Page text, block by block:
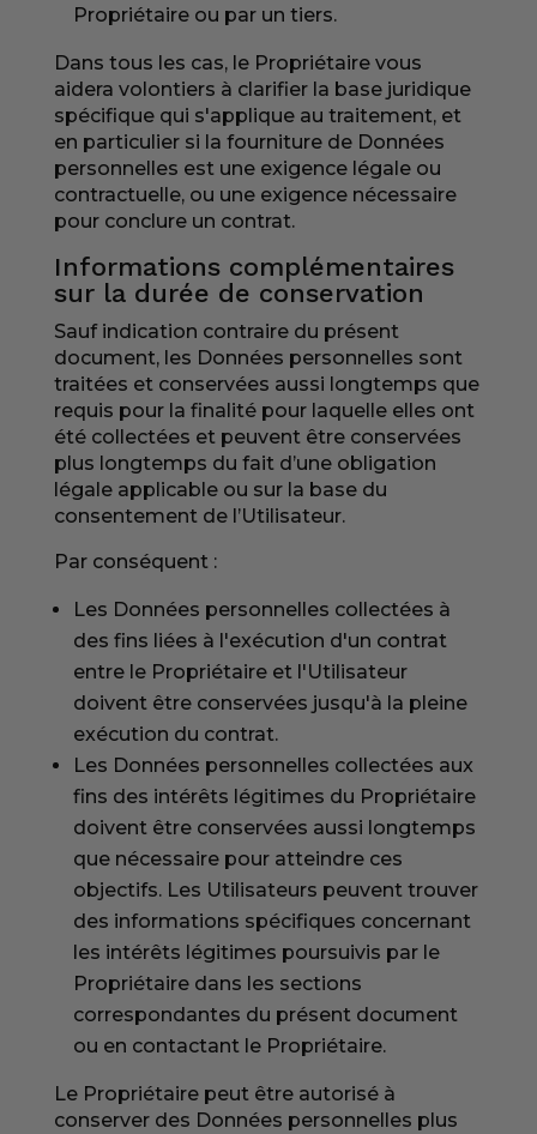
Propriétaire ou par un tiers.
Dans tous les cas, le Propriétaire vous
aidera volontiers à clarifier la base juridique
spécifique qui s'applique au traitement, et
en particulier si la fourniture de Données
personnelles est une exigence légale ou
contractuelle, ou une exigence nécessaire
pour conclure un contrat.
Informations complémentaires
sur la durée de conservation
Sauf indication contraire du présent
document, les Données personnelles sont
traitées et conservées aussi longtemps que
requis pour la finalité pour laquelle elles ont
été collectées et peuvent être conservées
plus longtemps du fait d’une obligation
légale applicable ou sur la base du
consentement de l’Utilisateur.
Par conséquent :
Les Données personnelles collectées à
des fins liées à l'exécution d'un contrat
entre le Propriétaire et l'Utilisateur
doivent être conservées jusqu'à la pleine
exécution du contrat.
Les Données personnelles collectées aux
fins des intérêts légitimes du Propriétaire
doivent être conservées aussi longtemps
que nécessaire pour atteindre ces
objectifs. Les Utilisateurs peuvent trouver
des informations spécifiques concernant
les intérêts légitimes poursuivis par le
Propriétaire dans les sections
correspondantes du présent document
ou en contactant le Propriétaire.
Le Propriétaire peut être autorisé à
conserver des Données personnelles plus